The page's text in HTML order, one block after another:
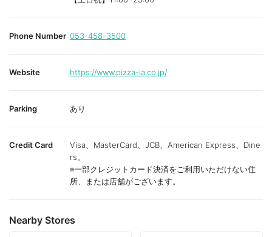
Phone Number 053-458-3500
Website https://www.pizza-la.co.jp/
Parking あり
Credit Card
Visa、MasterCard、JCB、American Express、Dine
rs。
※一部クレジットカード決済をご利用いただけない住
所、または店舗がございます。
Nearby Stores